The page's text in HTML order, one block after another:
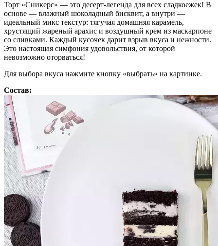
Торт «Сникерс» — это десерт-легенда для всех сладкоежек! В
основе — влажный шоколадный бисквит, а внутри —
идеальный микс текстур: тягучая домашняя карамель,
хрустящий жареный арахис и воздушный крем из маскарпоне
со сливками. Каждый кусочек дарит взрыв вкуса и нежности.
Это настоящая симфония удовольствия, от которой
невозможно оторваться!
Для выбора вкуса нажмите кнопку «выбрать» на картинке.
Состав: